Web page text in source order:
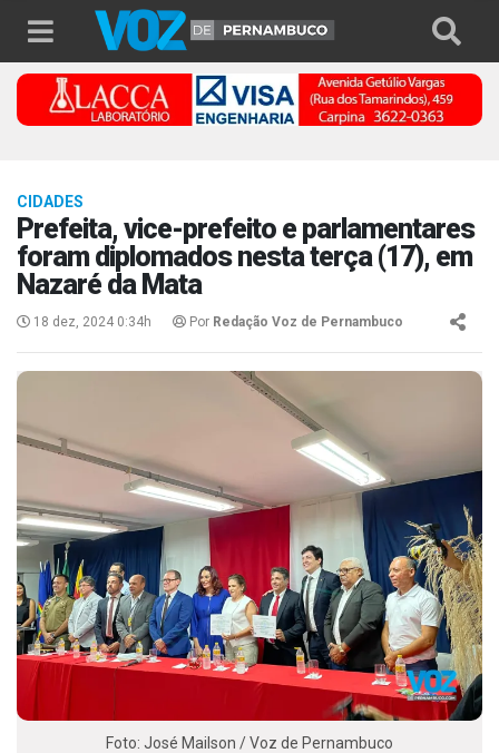
CIDADES
Prefeita, vice-prefeito e parlamentares
foram diplomados nesta terça (17), em
Nazaré da Mata
18 dez, 2024 0:34h Por Redação Voz de Pernambuco
Foto: José Mailson / Voz de Pernambuco